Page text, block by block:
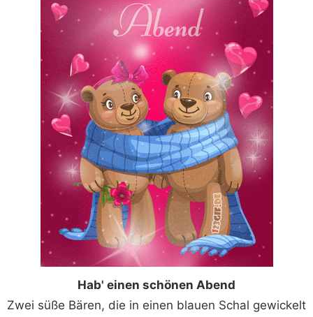
Hab' einen schönen Abend
Zwei süße Bären, die in einen blauen Schal gewickelt